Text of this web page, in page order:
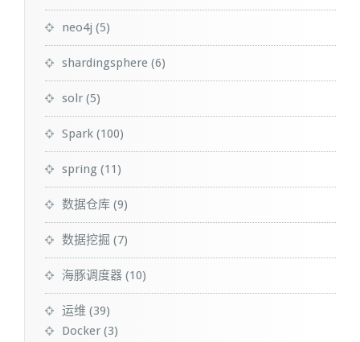
neo4j (5)
shardingsphere (6)
solr (5)
Spark (100)
spring (11)
数据仓库 (9)
数据挖掘 (7)
海豚调度器 (10)
运维 (39)
Docker (3)